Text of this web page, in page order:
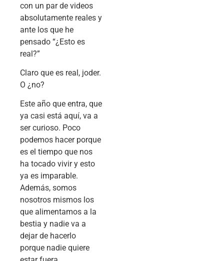
con un par de videos
absolutamente reales y
ante los que he
pensado “¿Esto es
real?”
Claro que es real, joder.
O ¿no?
Este año que entra, que
ya casi está aquí, va a
ser curioso. Poco
podemos hacer porque
es el tiempo que nos
ha tocado vivir y esto
ya es imparable.
Además, somos
nosotros mismos los
que alimentamos a la
bestia y nadie va a
dejar de hacerlo
porque nadie quiere